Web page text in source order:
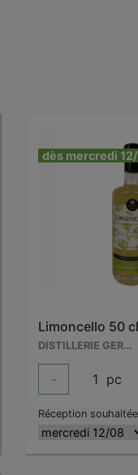
dès mercredi
Limoncello 50 cl
DISTILLERIE GERVIN
- 1 pc
Réception